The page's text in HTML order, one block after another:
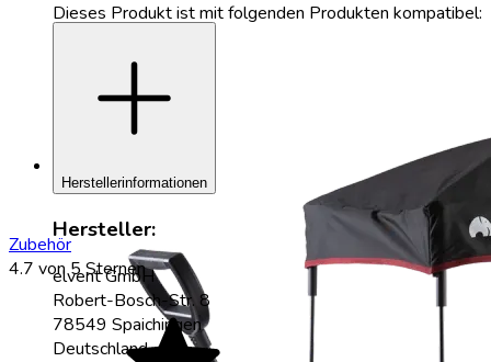
Dieses Produkt ist mit folgenden Produkten kompatibel:
add
Herstellerinformationen
Hersteller:
elvent GmbH
Robert-Bosch-Str. 8
78549 Spaichingen
Deutschland
Zubehör
4.7 von 5 Sternen